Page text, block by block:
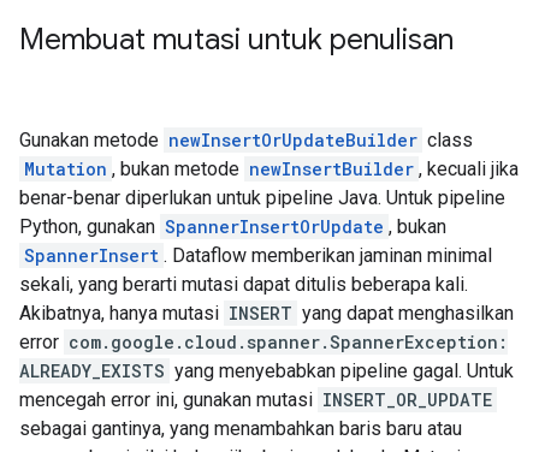
Membuat mutasi untuk penulisan
Gunakan metode newInsertOrUpdateBuilder class
Mutation , bukan metode newInsertBuilder , kecuali jika
benar-benar diperlukan untuk pipeline Java. Untuk pipeline
Python, gunakan SpannerInsertOrUpdate , bukan
SpannerInsert . Dataflow memberikan jaminan minimal
sekali, yang berarti mutasi dapat ditulis beberapa kali.
Akibatnya, hanya mutasi INSERT yang dapat menghasilkan
error com.google.cloud.spanner.SpannerException:
ALREADY_EXISTS yang menyebabkan pipeline gagal. Untuk
mencegah error ini, gunakan mutasi INSERT_OR_UPDATE
sebagai gantinya, yang menambahkan baris baru atau